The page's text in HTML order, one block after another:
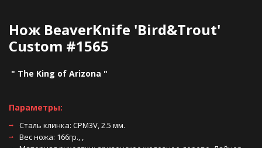
Нож BeaverKnife 'Bird&Trout'
Custom #1565
" The King of Arizona "
Параметры:
Сталь клинка: CPM3V, 2.5 мм.
Вес ножа: 166гр., ,